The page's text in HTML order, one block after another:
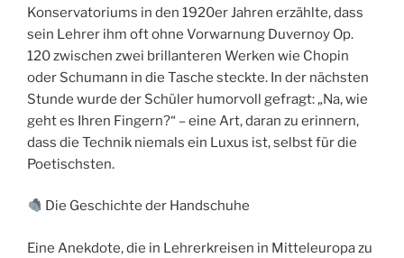
Konservatoriums in den 1920er Jahren erzählte, dass
sein Lehrer ihm oft ohne Vorwarnung Duvernoy Op.
120 zwischen zwei brillanteren Werken wie Chopin
oder Schumann in die Tasche steckte. In der nächsten
Stunde wurde der Schüler humorvoll gefragt: „Na, wie
geht es Ihren Fingern?“ – eine Art, daran zu erinnern,
dass die Technik niemals ein Luxus ist, selbst für die
Poetischsten.
Die Geschichte der Handschuhe
Eine Anekdote, die in Lehrerkreisen in Mitteleuropa zu